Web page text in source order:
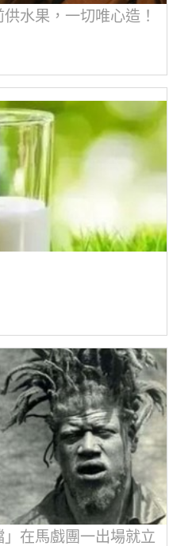
水果，一切唯心造！
在馬戲團一出場就立